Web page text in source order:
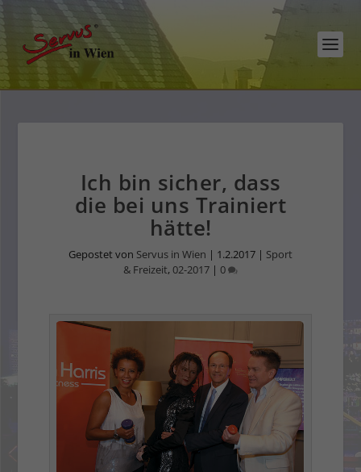
Ich bin sicher, dass
die bei uns Trainiert
hätte!
Gepostet von Servus in Wien | 1.2.2017 | Sport
& Freizeit,02-2017 | 0